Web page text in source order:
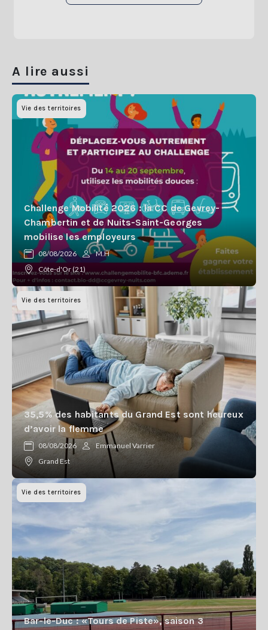
A lire aussi
Vie des territoires
Challenge Mobilité 2026 : la CC de Gevrey-
Chambertin et de Nuits-Saint-Georges
mobilise les employeurs
08/08/2026
M.H
Côte-d'Or (21)
Vie des territoires
35,5% des habitants du Grand Est sont heureux
d’avoir la flemme
08/08/2026
Emmanuel Varrier
Grand Est
Vie des territoires
Bar-le-Duc : «Tours de Piste», saison 3